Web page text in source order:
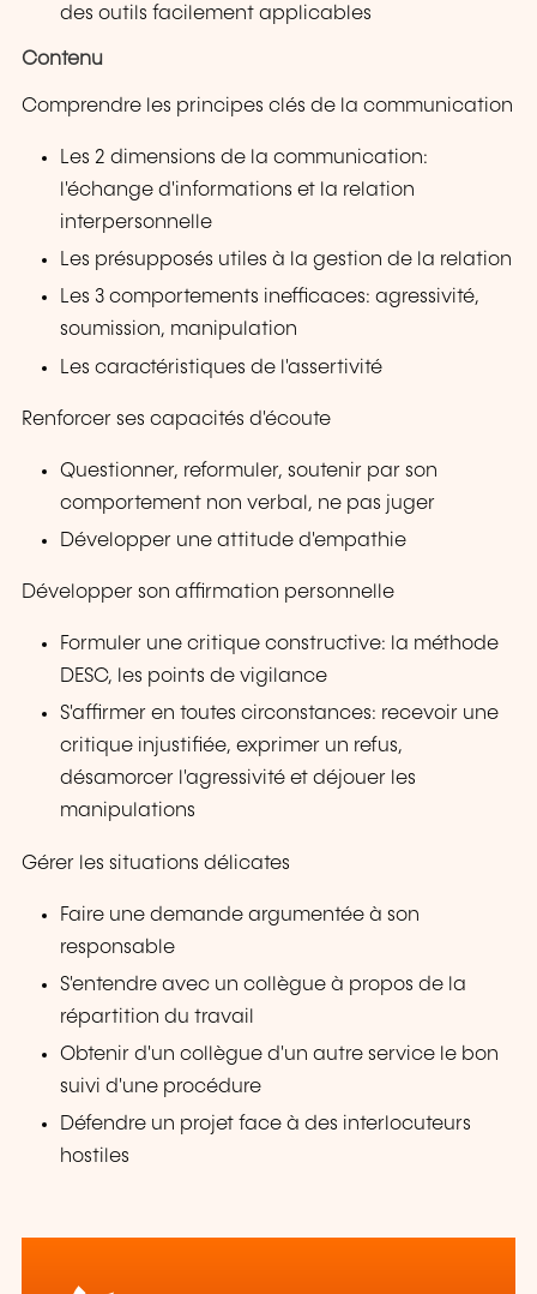
des outils facilement applicables
Contenu
Comprendre les principes clés de la communication
Les 2 dimensions de la communication:
l'échange d'informations et la relation
interpersonnelle
Les présupposés utiles à la gestion de la relation
Les 3 comportements inefficaces: agressivité,
soumission, manipulation
Les caractéristiques de l'assertivité
Renforcer ses capacités d'écoute
Questionner, reformuler, soutenir par son
comportement non verbal, ne pas juger
Développer une attitude d'empathie
Développer son affirmation personnelle
Formuler une critique constructive: la méthode
DESC, les points de vigilance
S'affirmer en toutes circonstances: recevoir une
critique injustifiée, exprimer un refus,
désamorcer l'agressivité et déjouer les
manipulations
Gérer les situations délicates
Faire une demande argumentée à son
responsable
S'entendre avec un collègue à propos de la
répartition du travail
Obtenir d'un collègue d'un autre service le bon
suivi d'une procédure
Défendre un projet face à des interlocuteurs
hostiles